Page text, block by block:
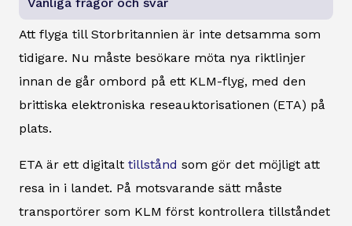
Att flyga till Storbritannien är inte detsamma som
tidigare. Nu måste besökare möta nya riktlinjer
innan de går ombord på ett KLM-flyg, med den
brittiska elektroniska reseauktorisationen (ETA) på
plats.
ETA är ett digitalt tillstånd som gör det möjligt att
resa in i landet. På motsvarande sätt måste
transportörer som KLM först kontrollera tillståndet